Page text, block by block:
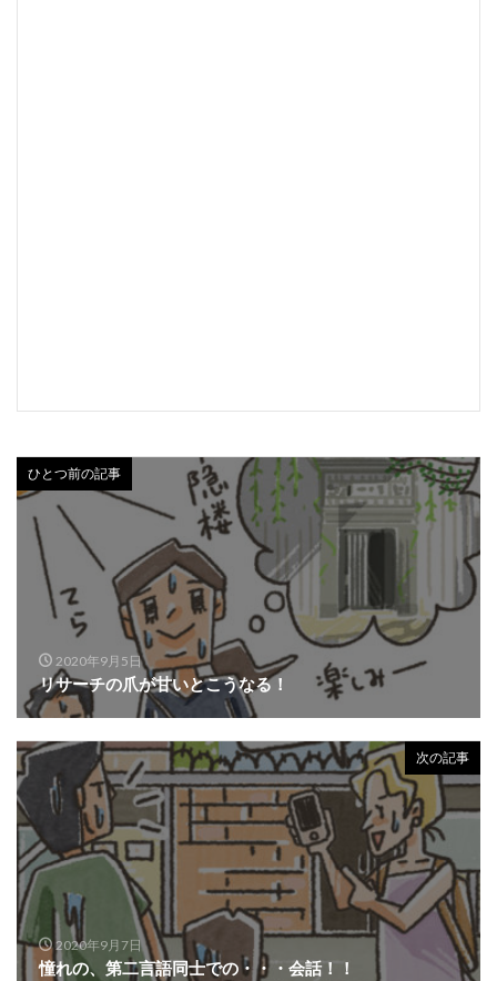
ひとつ前の記事
2020年9月5日
リサーチの爪が甘いとこうなる！
次の記事
2020年9月7日
憧れの、第二言語同士での・・・会話！！